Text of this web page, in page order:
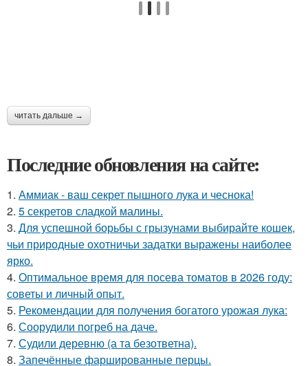
читать дальше →
Последние обновления на сайте:
1. Аммиак - ваш секрет пышного лука и чеснока!
2. 5 секретов сладкой малины.
3. Для успешной борьбы с грызунами выбирайте кошек,
чьи природные охотничьи задатки выражены наиболее
ярко.
4. Оптимальное время для посева томатов в 2026 году:
советы и личный опыт.
5. Рекомендации для получения богатого урожая лука:
6. Соорудили погреб на даче.
7. Судили деревню (а та безответна).
8. Запечённые фаршированные перцы.